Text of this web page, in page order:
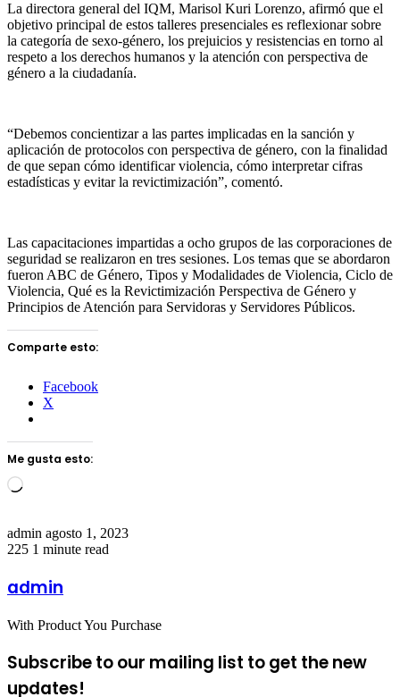
La directora general del IQM, Marisol Kuri Lorenzo, afirmó que el
objetivo principal de estos talleres presenciales es reflexionar sobre
la categoría de sexo-género, los prejuicios y resistencias en torno al
respeto a los derechos humanos y la atención con perspectiva de
género a la ciudadanía.
“Debemos concientizar a las partes implicadas en la sanción y
aplicación de protocolos con perspectiva de género, con la finalidad
de que sepan cómo identificar violencia, cómo interpretar cifras
estadísticas y evitar la revictimización”, comentó.
Las capacitaciones impartidas a ocho grupos de las corporaciones de
seguridad se realizaron en tres sesiones. Los temas que se abordaron
fueron ABC de Género, Tipos y Modalidades de Violencia, Ciclo de
Violencia, Qué es la Revictimización Perspectiva de Género y
Principios de Atención para Servidoras y Servidores Públicos.
Comparte esto:
Facebook
X
Me gusta esto:
Loading…
admin Send
an
agosto 1, 2023
225 1 minute read
admin
With Product You Purchase
Subscribe to our mailing list to get the new
updates!